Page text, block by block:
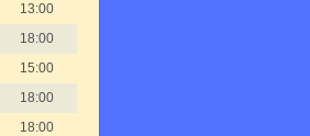
13:00
18:00
15:00
18:00
18:00